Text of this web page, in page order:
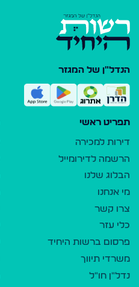
הנדל"ן של המגזר
תפריט ראשי
דירות למכירה
הרשמה לדירומייל
הבלוג שלנו
מי אנחנו
צרו קשר
כלי עזר
פרסום ברשות היחיד
משרדי תיווך
נדל"ן חו"ל